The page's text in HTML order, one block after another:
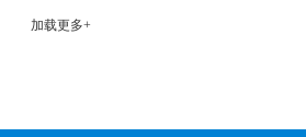
加载更多+